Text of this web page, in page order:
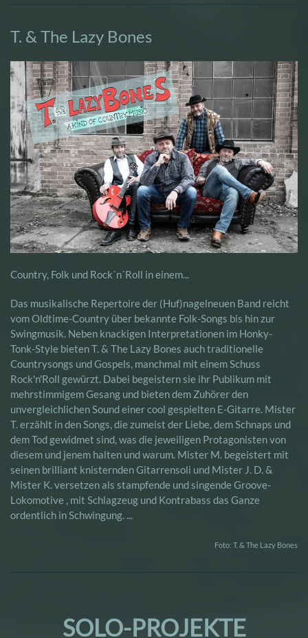
T. & The Lazy Bones
Country, Folk und Rock´n´Roll in einem...
Das musikalische Repertoire der (Huf)nagelneuen Band reicht
vom Oldtime-Country über bekannte Folk-Songs bis hin zur
Swingmusik. Neben knackigen Interpretationen im Honky-
Tonk-Style bieten T. & The Lazy Bones auch traditionelle
Countrysongs und Gospels, manchmal mit einem Schuss
Rock'n'Roll gewürzt. Dabei begeistern sie ihr Publikum mit
mehrstimmigem Gesang und bieten dem Zuhörer den
unvergleichlichen Sound einer cool gespielten E-Gitarre. Mister
T. erzählt in den Songs, die zumeist der Liebe, dem Schnaps und
dem Tod gewidmet sind, was die jeweiligen Protagonisten von
diesem und jenem halten und warum. Mister M. begeistert mit
seinen brilliant knisternden Gitarrensoli und Mister J. D. &
Mister K. versetzen als stampfende und singende Groove-
Lokomotive , mit Schlagzeug und Kontrabass das Ganze
ordentlich in Schwingung. ...
Foto: T. & The Lazy Bones
SOLO-PROJEKTE